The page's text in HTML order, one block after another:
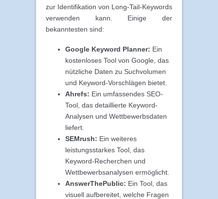
zur Identifikation von Long-Tail-Keywords
verwenden kann. Einige der
bekanntesten sind:
Google Keyword Planner: Ein
kostenloses Tool von Google, das
nützliche Daten zu Suchvolumen
und Keyword-Vorschlägen bietet.
Ahrefs: Ein umfassendes SEO-
Tool, das detaillierte Keyword-
Analysen und Wettbewerbsdaten
liefert.
SEMrush: Ein weiteres
leistungsstarkes Tool, das
Keyword-Recherchen und
Wettbewerbsanalysen ermöglicht.
AnswerThePublic: Ein Tool, das
visuell aufbereitet, welche Fragen